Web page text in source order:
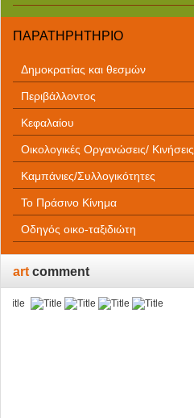
ΠΑΡΑΤΗΡΗΤΗΡΙΟ
Δημοκρατίας και θεσμών
Περιβάλλοντος
Κεφαλαίου
Οικολογικές Οργανώσεις/ Κινήσεις
Καμπάνιες/Συλλογικότητες
Το Πράσινο Κίνημα
Οδηγός οικο-ταξιδιώτη
artcomment